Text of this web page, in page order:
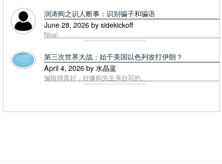
润涛阎之识人断事：识别骗子和骗语
June 28, 2026 by sidekickoff
Nice!
第三次世界大战：始于美国以色列攻打伊朗？
April 4, 2026 by 水晶蓝
编辑得真好，好像阎先生亲自写的。